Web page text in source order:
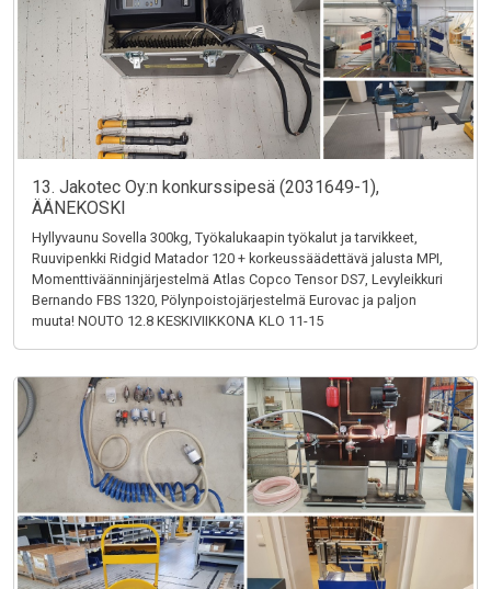
13. Jakotec Oy:n konkurssipesä (2031649-1),
ÄÄNEKOSKI
Hyllyvaunu Sovella 300kg, Työkalukaapin työkalut ja tarvikkeet,
Ruuvipenkki Ridgid Matador 120 + korkeussäädettävä jalusta MPI,
Momenttiväänninjärjestelmä Atlas Copco Tensor DS7, Levyleikkuri
Bernando FBS 1320, Pölynpoistojärjestelmä Eurovac ja paljon
muuta! NOUTO 12.8 KESKIVIIKKONA KLO 11-15